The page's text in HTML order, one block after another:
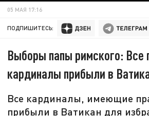
05 МАЯ 17:16
ПОДПИШИТЕСЬ:
Выборы папы римского: Все
кардиналы прибыли в
Все кардиналы, имеющие
прибыли в Ватикан для